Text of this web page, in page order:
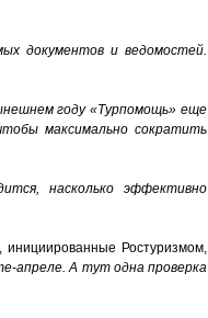
документов и ведомостей.
году «Турпомощь» еще
максимально сократить
насколько эффективно
инициированные Ростуризмом,
апреле. А тут одна проверка